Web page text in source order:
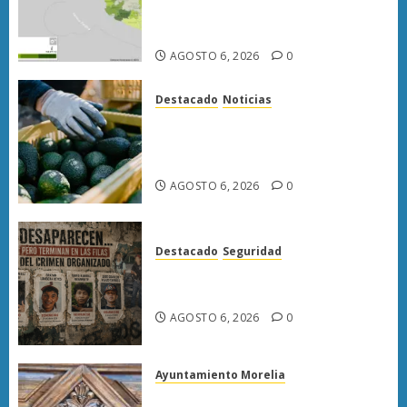
AGOSTO 6, 2026 0
Destacado Noticias
AGOSTO 6, 2026 0
Destacado Seguridad
AGOSTO 6, 2026 0
Ayuntamiento Morelia